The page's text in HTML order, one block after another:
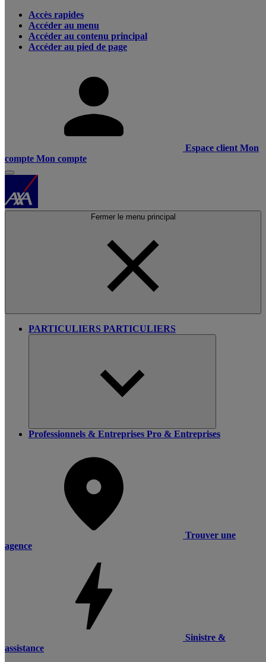
Accès rapides
Accéder au menu
Accéder au contenu principal
Accéder au pied de page
Espace client Mon
compte Mon compte
Fermer le menu principal
PARTICULIERS PARTICULIERS
Professionnels & Entreprises Pro & Entreprises
Trouver une
agence
Sinistre &
assistance